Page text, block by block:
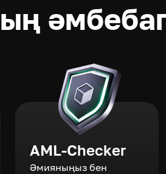
AML-Checker
Әмияныңыз бен